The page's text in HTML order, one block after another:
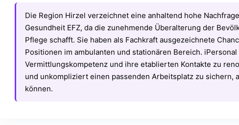
Die Region Hirzel verzeichnet eine anhaltend hohe
Gesundheit EFZ, da die zunehmende Überalterung der
Pflege schafft. Sie haben als Fachkraft ausgezeichnete
Positionen im ambulanten und stationären Bereich.
Vermittlungskompetenz und ihre etablierten Kontakte zu
und unkompliziert einen passenden Arbeitsplatz zu sichern,
können.